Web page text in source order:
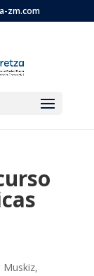
zm.com
Muskiz,